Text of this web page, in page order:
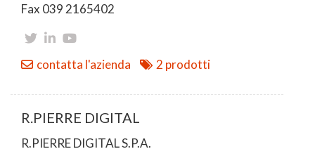
Fax 039 2165402
contatta l'azienda 2 prodotti
R.PIERRE DIGITAL
R.PIERRE DIGITAL S.P.A.